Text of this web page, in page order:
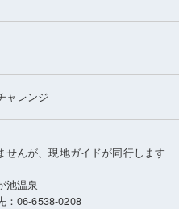
ャレンジ
せんが、現地ガイドが同行します
池温泉
：06-6538-0208